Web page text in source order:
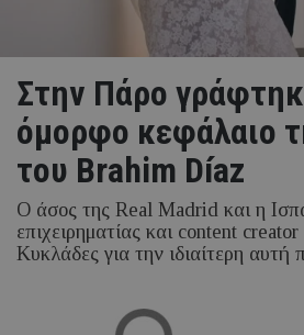
Στην Πάρο
όμορφο κεφάλαιο
του Brahim Díaz
Ο άσος της Real Madrid και η
επιχειρηματίας και content creator
Κυκλάδες για την ιδιαίτερη αυτή